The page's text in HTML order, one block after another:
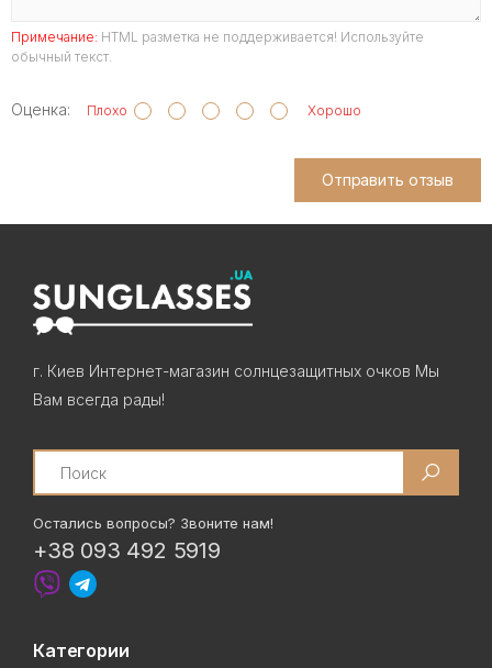
Примечание: HTML разметка не поддерживается! Используйте
обычный текст.
Оценка: Плохо Хорошо
Отправить отзыв
г. Киев Интернет-магазин солнцезащитных очков Мы
Вам всегда рады!
Search
Остались вопросы? Звоните нам!
+38 093 492 5919
Категории